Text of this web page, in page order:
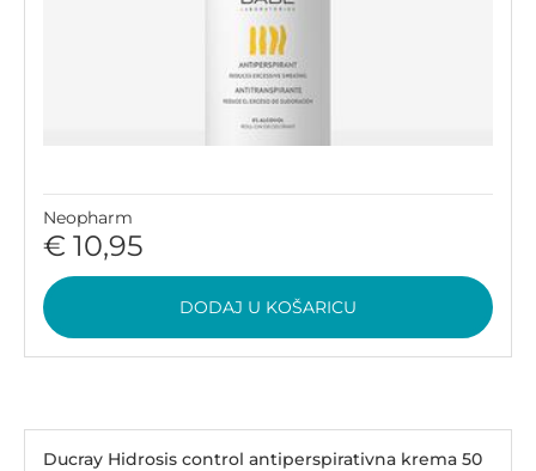
Neopharm
€ 10,95
DODAJ U KOŠARICU
Ducray Hidrosis control antiperspirativna krema 50